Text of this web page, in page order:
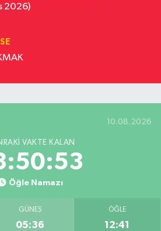
2026)
10.08.2026
VAKTE KALAN
Öğle Namazı
GÜNEŞ
05:36
ÖĞLE
12:41